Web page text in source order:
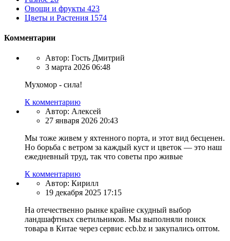
Овощи и фрукты 423
Цветы и Растения 1574
Комментарии
Автор: Гость Дмитрий
3 марта 2026 06:48
Мухомор - сила!
К комментарию
Автор: Алексей
27 января 2026 20:43
Мы тоже живем у яхтенного порта, и этот вид бесценен.
Но борьба с ветром за каждый куст и цветок — это наш
ежедневный труд, так что советы про живые
К комментарию
Автор: Кирилл
19 декабря 2025 17:15
На отечественно рынке крайне скудный выбор
ландшафтных светильников. Мы выполняли поиск
товара в Китае через сервис ecb.bz и закупались оптом.